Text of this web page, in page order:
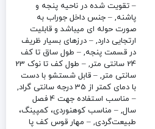
– تقویت شده در ناحیه پنجه و
پاشنه, – جنس داخل جوراب به
صورت حوله ای میباشد و قابلیت
ارتجایی دارد, – درزهای بسیار ظریف
در قسمت پنجه, – طول ساق تا کف
24 سانتی متر, – طول کف تا نوک 23
سانتی متر, – قابل شستشو با دست
با دمای کمتر از 35 درجه سانتی گراد,
– مناسب استفاده جهت 4 فصل
سال, – مناسب کوهنوردی، کمپینگ،
طبیعت‌گردی, – مهار قوس کف پا